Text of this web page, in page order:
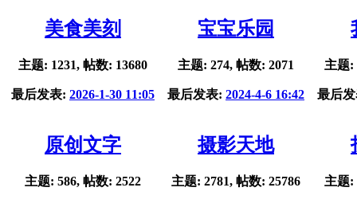
美食美刻
主题: 1231, 帖数: 13680
最后发表: 2026-1-30 11:05
宝宝乐园
主题: 274, 帖数: 2071
最后发表: 2024-4-6 16:42
主题:
最后
原创文字
主题: 586, 帖数: 2522
摄影天地
主题: 2781, 帖数: 25786 主题: